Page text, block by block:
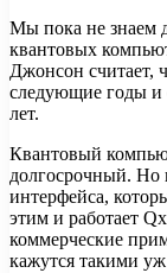
Мы пока не знаем
квантовых
Джонсон считает,
следующие годы и
лет.
Квантовый
долгосрочный. Но
интерфейса,
этим и работает
коммерческие
кажутся такими